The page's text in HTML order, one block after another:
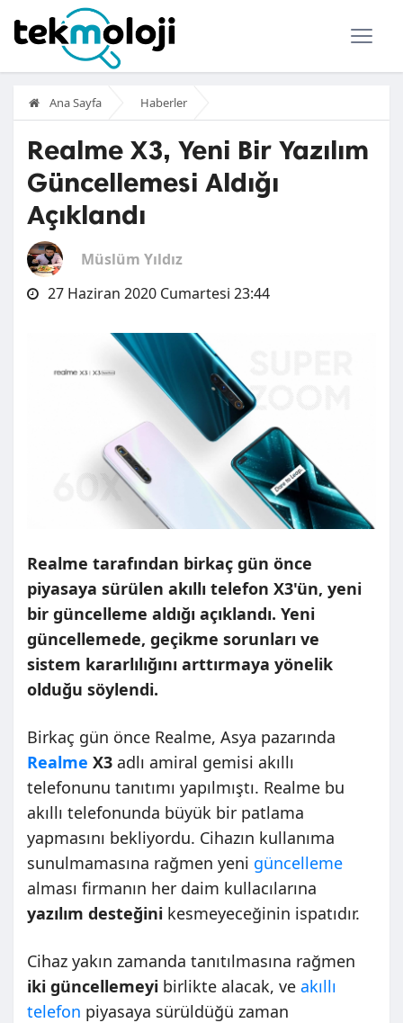
Ana Sayfa Haberler
Realme X3, Yeni Bir Yazılım
Güncellemesi Aldığı
Açıklandı
Müslüm Yıldız
27 Haziran 2020 Cumartesi 23:44
Realme tarafından birkaç gün önce
piyasaya sürülen akıllı telefon X3'ün, yeni
bir güncelleme aldığı açıklandı. Yeni
güncellemede, geçikme sorunları ve
sistem kararlılığını arttırmaya yönelik
olduğu söylendi.
Birkaç gün önce Realme, Asya pazarında
Realme X3 adlı amiral gemisi akıllı
telefonunu tanıtımı yapılmıştı. Realme bu
akıllı telefonunda büyük bir patlama
yapmasını bekliyordu. Cihazın kullanıma
sunulmamasına rağmen yeni güncelleme
alması firmanın her daim kullacılarına
yazılım desteğini kesmeyeceğinin ispatıdır.
Cihaz yakın zamanda tanıtılmasına rağmen
iki güncellemeyi birlikte alacak, ve akıllı
telefon piyasaya sürüldüğü zaman